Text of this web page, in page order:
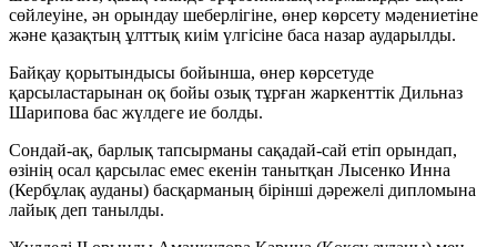
сөйлеуіне, ән орындау шеберлігіне, өнер көрсету мәдениетіне
және қазақтың ұлттық киім үлгісіне баса назар аударылды.
Байқау қорытындысы бойынша, өнер көрсетуде
қарсыластарынан оқ бойы озық тұрған жаркенттік Дильназ
Шарипова бас жүлдеге ие болды.
Сондай-ақ, барлық тапсырманы сақадай-сай етіп орындап,
өзінің осал қарсылас емес екенін танытқан Лысенко Инна
(Кербұлақ ауданы) басқарманың бірінші дәрежелі дипломына
лайық деп танылды.